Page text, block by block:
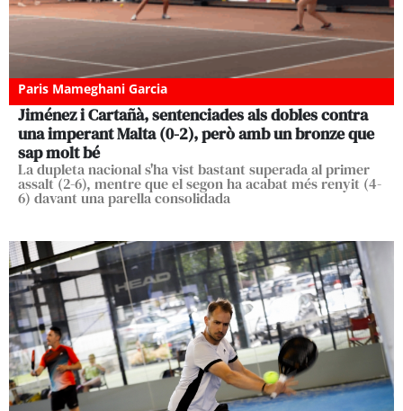
Paris Mameghani Garcia
Jiménez i Cartañà, sentenciades als dobles contra
una imperant Malta (0-2), però amb un bronze que
sap molt bé
La dupleta nacional s'ha vist bastant superada al primer
assalt (2-6), mentre que el segon ha acabat més renyit (4-
6) davant una parella consolidada